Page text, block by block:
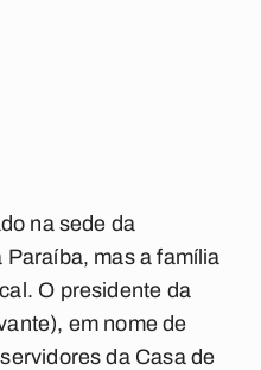
na sede da
mas a família
O presidente da
em nome de
da Casa de